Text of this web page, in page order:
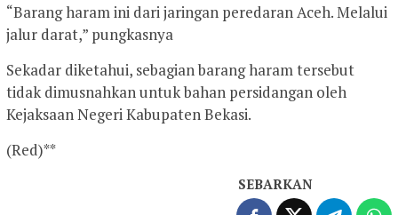
“Barang haram ini dari jaringan peredaran Aceh. Melalui
jalur darat,” pungkasnya
Sekadar diketahui, sebagian barang haram tersebut
tidak dimusnahkan untuk bahan persidangan oleh
Kejaksaan Negeri Kabupaten Bekasi.
(Red)**
SEBARKAN